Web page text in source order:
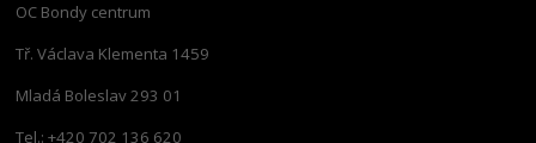
OC Bondy centrum
Tř. Václava Klementa 1459
Mladá Boleslav 293 01
Tel.: +420 702 136 620